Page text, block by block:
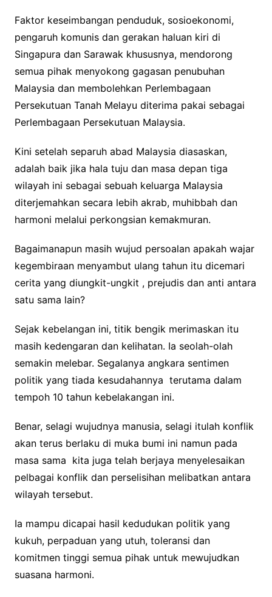
Faktor keseimbangan penduduk, sosioekonomi,
pengaruh komunis dan gerakan haluan kiri di
Singapura dan Sarawak khususnya, mendorong
semua pihak menyokong gagasan penubuhan
Malaysia dan membolehkan Perlembagaan
Persekutuan Tanah Melayu diterima pakai sebagai
Perlembagaan Persekutuan Malaysia.
Kini setelah separuh abad Malaysia diasaskan,
adalah baik jika hala tuju dan masa depan tiga
wilayah ini sebagai sebuah keluarga Malaysia
diterjemahkan secara lebih akrab, muhibbah dan
harmoni melalui perkongsian kemakmuran.
Bagaimanapun masih wujud persoalan apakah wajar
kegembiraan menyambut ulang tahun itu dicemari
cerita yang diungkit-ungkit , prejudis dan anti antara
satu sama lain?
Sejak kebelangan ini, titik bengik merimaskan itu
masih kedengaran dan kelihatan. Ia seolah-olah
semakin melebar. Segalanya angkara sentimen
politik yang tiada kesudahannya terutama dalam
tempoh 10 tahun kebelakangan ini.
Benar, selagi wujudnya manusia, selagi itulah konflik
akan terus berlaku di muka bumi ini namun pada
masa sama kita juga telah berjaya menyelesaikan
pelbagai konflik dan perselisihan melibatkan antara
wilayah tersebut.
Ia mampu dicapai hasil kedudukan politik yang
kukuh, perpaduan yang utuh, toleransi dan
komitmen tinggi semua pihak untuk mewujudkan
suasana harmoni.